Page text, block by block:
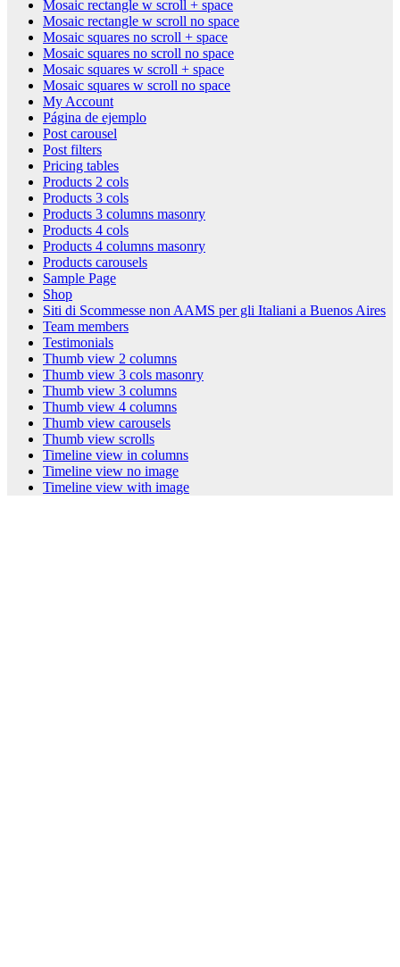
Mosaic rectangle w scroll + space
Mosaic rectangle w scroll no space
Mosaic squares no scroll + space
Mosaic squares no scroll no space
Mosaic squares w scroll + space
Mosaic squares w scroll no space
My Account
Página de ejemplo
Post carousel
Post filters
Pricing tables
Products 2 cols
Products 3 cols
Products 3 columns masonry
Products 4 cols
Products 4 columns masonry
Products carousels
Sample Page
Shop
Siti di Scommesse non AAMS per gli Italiani a Buenos Aires
Team members
Testimonials
Thumb view 2 columns
Thumb view 3 cols masonry
Thumb view 3 columns
Thumb view 4 columns
Thumb view carousels
Thumb view scrolls
Timeline view in columns
Timeline view no image
Timeline view with image